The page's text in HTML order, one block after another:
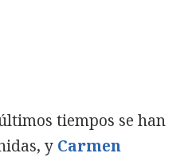
tiempos se han
y Carmen